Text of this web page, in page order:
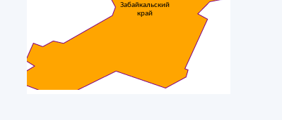
Забайкальский
край